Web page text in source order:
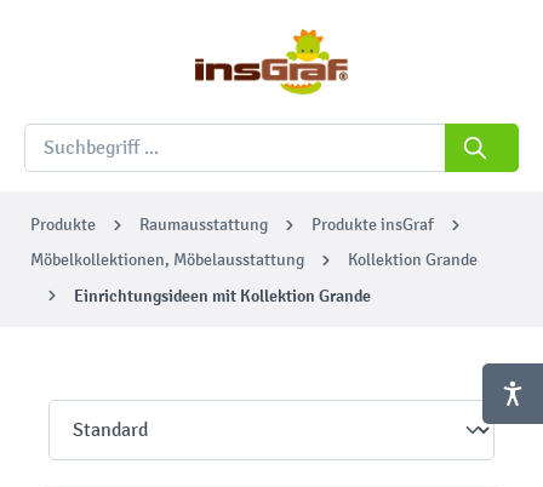
Produkte Raumausstattung
Produkte insGraf
Möbelkollektionen, Möbelausstattung
Kollektion Grande
Einrichtungsideen mit Kollektion Grande